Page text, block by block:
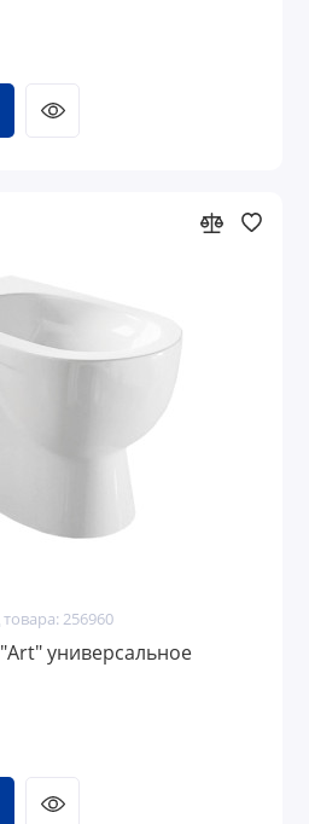
256960
универсальное